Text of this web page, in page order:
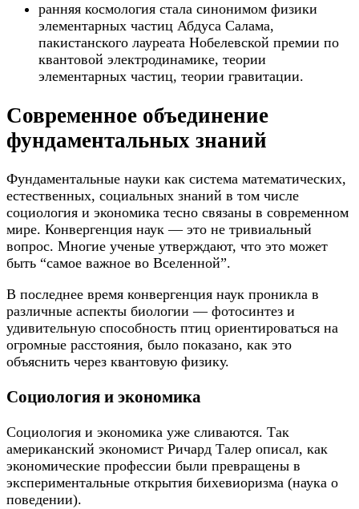
ранняя космология стала синонимом физики
элементарных частиц Абдуса Салама,
пакистанского лауреата Нобелевской премии по
квантовой электродинамике, теории
элементарных частиц, теории гравитации.
Современное объединение
фундаментальных знаний
Фундаментальные науки как система математических,
естественных, социальных знаний в том числе
социология и экономика тесно связаны в современном
мире. Конвергенция наук — это не тривиальный
вопрос. Многие ученые утверждают, что это может
быть “самое важное во Вселенной”.
В последнее время конвергенция наук проникла в
различные аспекты биологии — фотосинтез и
удивительную способность птиц ориентироваться на
огромные расстояния, было показано, как это
объяснить через квантовую физику.
Социология и экономика
Социология и экономика уже сливаются. Так
американский экономист Ричард Талер описал, как
экономические профессии были превращены в
экспериментальные открытия бихевиоризма (наука о
поведении).